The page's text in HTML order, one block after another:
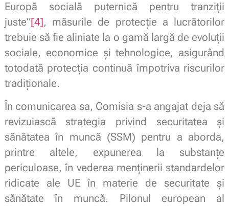
Europă socială puternică pentru tranziții
juste”[4], măsurile de protecție a lucrătorilor
trebuie să fie aliniate la o gamă largă de evoluții
sociale, economice și tehnologice, asigurând
totodată protecția continuă împotriva riscurilor
tradiționale.
În comunicarea sa, Comisia s-a angajat deja să
revizuiască strategia privind securitatea și
sănătatea în muncă (SSM) pentru a aborda,
printre altele, expunerea la substanțe
periculoase, în vederea menținerii standardelor
ridicate ale UE în materie de securitate și
sănătate în muncă. Pilonul european al